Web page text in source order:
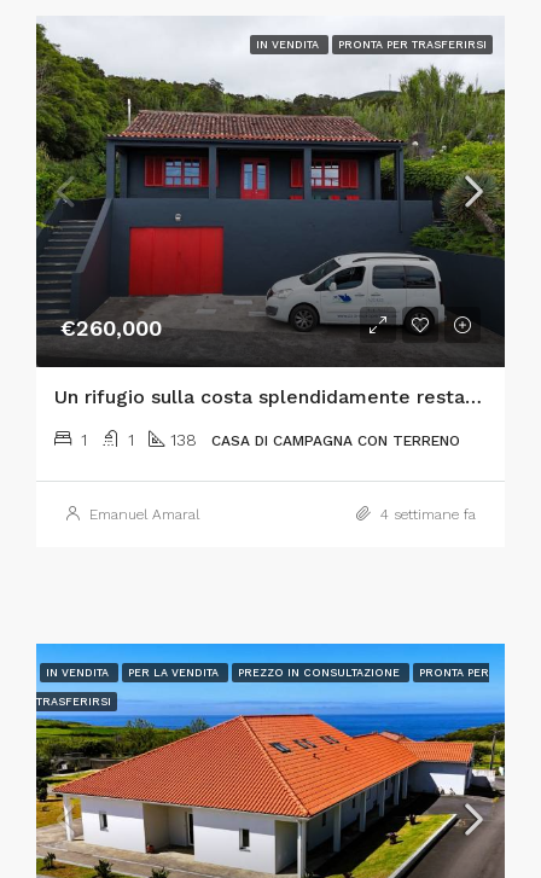
IN VENDITA PRONTA PER TRASFERIRSI
€260,000
Un rifugio sulla costa splendidamente restaurato sull’isola di Faial, nelle Azzorre!
1 1 138 CASA DI CAMPAGNA CON TERRENO
Emanuel Amaral 4 settimane fa
IN VENDITA PER LA VENDITA PREZZO IN CONSULTAZIONE PRONTA PER
TRASFERIRSI